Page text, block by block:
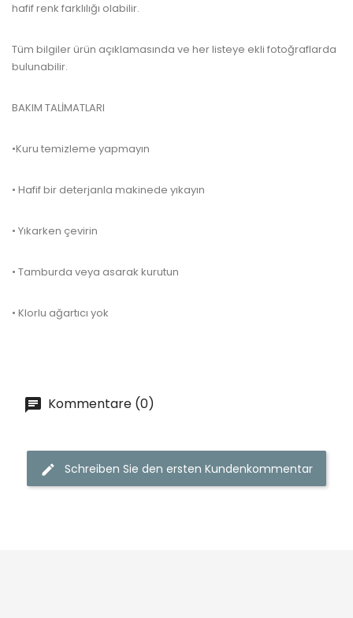
hafif renk farklılığı olabilir.
Tüm bilgiler ürün açıklamasında ve her listeye ekli fotoğraflarda
bulunabilir.
BAKIM TALİMATLARI
•Kuru temizleme yapmayın
• Hafif bir deterjanla makinede yıkayın
• Yıkarken çevirin
• Tamburda veya asarak kurutun
• Klorlu ağartıcı yok
Kommentare (0)
Schreiben Sie den ersten Kundenkommentar